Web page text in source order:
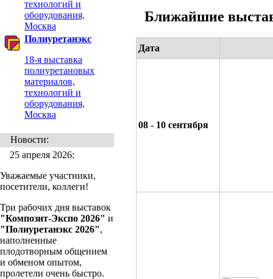
технологий и
оборудования,
Москва
Полиуретанэкс
18-я выставка
полиуретановых
материалов,
технологий и
оборудования,
Москва
Новости:
25 апреля 2026:
Уважаемые участники,
посетители, коллеги!
Три рабочих дня выставок
"Композит-Экспо 2026" и
"Полиуретанэкс 2026",
наполненные
плодотворным общением
и обменом опытом,
пролетели очень быстро.
Ближайшие
Дата
08 - 10 сентября